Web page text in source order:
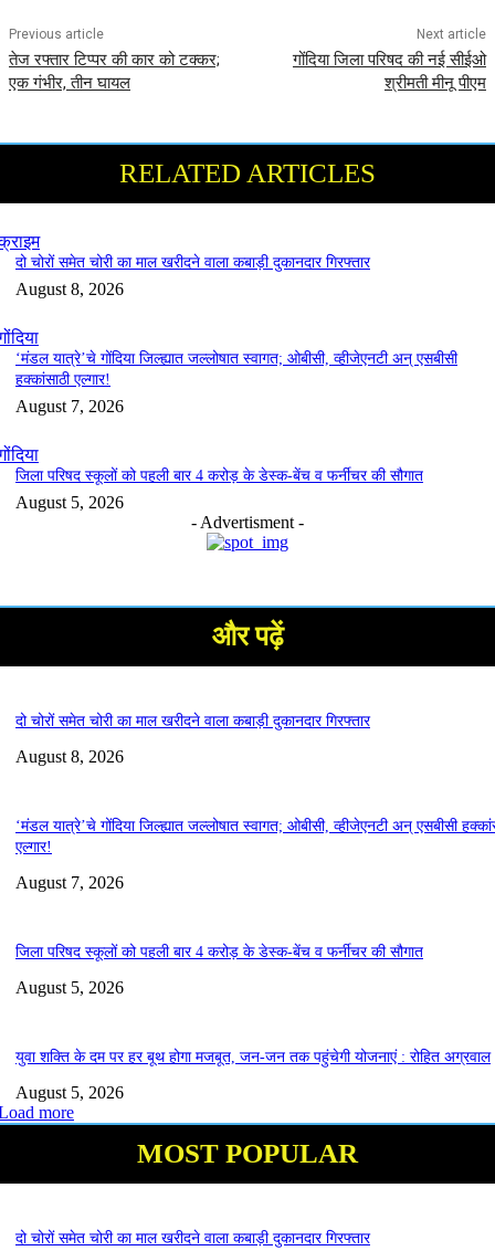
Previous article
तेज रफ्तार टिप्पर की कार को टक्कर;
एक गंभीर, तीन घायल
Next article
गोंदिया जिला परिषद की नई सीईओ
श्रीमती मीनू पीएम
RELATED ARTICLES
दो चोरों समेत चोरी का माल खरीदने वाला कबाड़ी दुकानदार गिरफ्तार
August 8, 2026
‘मंडल यात्रे’चे गोंदिया जिल्ह्यात जल्लोषात स्वागत; ओबीसी, व्हीजेएनटी अन् एसबीसी
हक्कांसाठी एल्गार!
August 7, 2026
जिला परिषद स्कूलों को पहली बार 4 करोड़ के डेस्क-बेंच व फर्नीचर की सौगात
August 5, 2026
- Advertisment -
और पढ़ें
दो चोरों समेत चोरी का माल खरीदने वाला कबाड़ी दुकानदार गिरफ्तार
August 8, 2026
‘मंडल यात्रे’चे गोंदिया जिल्ह्यात जल्लोषात स्वागत; ओबीसी, व्हीजेएनटी अन् एसबीसी
एल्गार!
August 7, 2026
जिला परिषद स्कूलों को पहली बार 4 करोड़ के डेस्क-बेंच व फर्नीचर की सौगात
August 5, 2026
युवा शक्ति के दम पर हर बूथ होगा मजबूत, जन-जन तक पहुंचेगी योजनाएं : रोहित अग्रवाल
August 5, 2026
more
MOST POPULAR
दो चोरों समेत चोरी का माल खरीदने वाला कबाड़ी दुकानदार गिरफ्तार